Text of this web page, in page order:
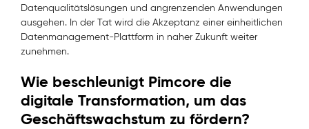
Datenqualitätslösungen und angrenzenden Anwendungen
ausgehen. In der Tat wird die Akzeptanz einer einheitlichen
Datenmanagement-Plattform in naher Zukunft weiter
zunehmen.
Wie beschleunigt Pimcore die
digitale Transformation, um das
Geschäftswachstum zu fördern?